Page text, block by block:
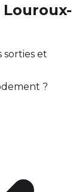
sorties et
?